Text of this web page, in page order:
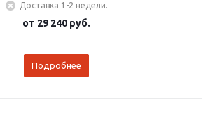
Доставка 1-2 недели.
от 29 240 руб.
Подробнее